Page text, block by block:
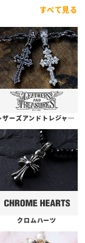
すべて見る
レザーズアンドトレジャーズ
クロムハーツ